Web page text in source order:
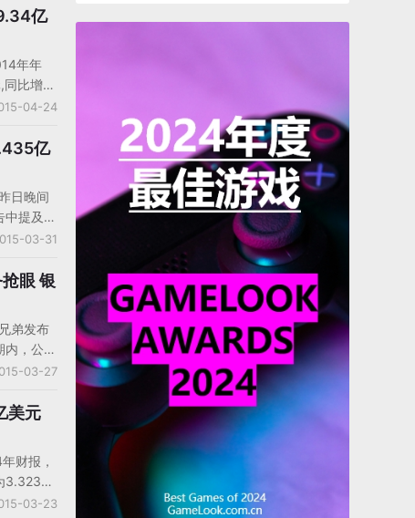
亿
年年
比增长
净利润
基本
04-24
亿
日晚间
提及，
同比增
03-31
眼 银
弟发布
，公司
亿元，
长
。其
眼。被
显示，
元，相
内手游
03-27
美元
财报，
3.323亿
美元增
03-23